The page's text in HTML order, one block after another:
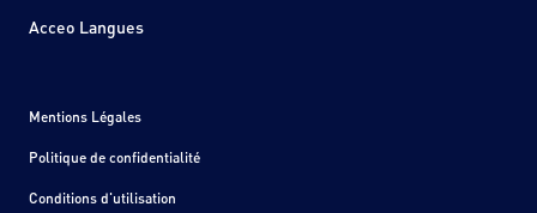
Acceo Langues
Mentions Légales
Politique de confidentialité
Conditions d'utilisation